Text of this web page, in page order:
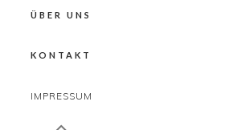
ÜBER UNS
KONTAKT
IMPRESSUM